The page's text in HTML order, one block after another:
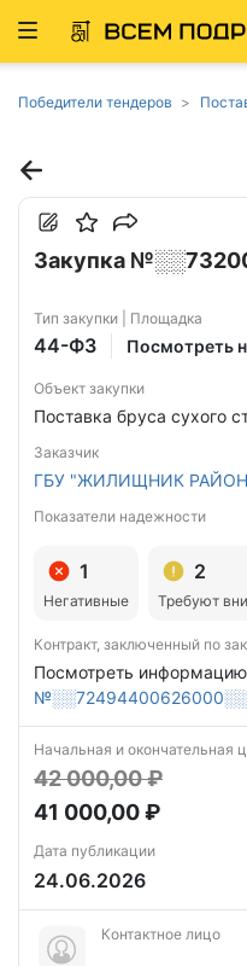
Развернуть
Победители тендеров
Закупка
Тип закупки | Площадка
44-ФЗ Посмотреть
Объект закупки
Поставка бруса сухого
Заказчик
ГБУ "ЖИЛИЩНИК
Показатели надежности
1
Негативные
2
Требуют
Контракт, заключенный по
Посмотреть информацию
Начальная и окончательная
42 000,00 ₽
41 000,00 ₽
Дата публикации
24.06.2026
Контактное лицо